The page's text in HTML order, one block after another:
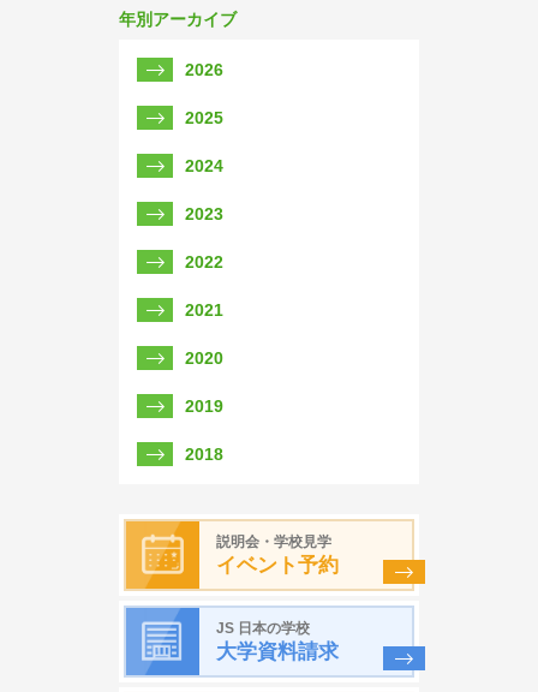
年別アーカイブ
2026
2025
2024
2023
2022
2021
2020
2019
2018
説明会・学校見学
イベント予約
JS 日本の学校
大学資料請求